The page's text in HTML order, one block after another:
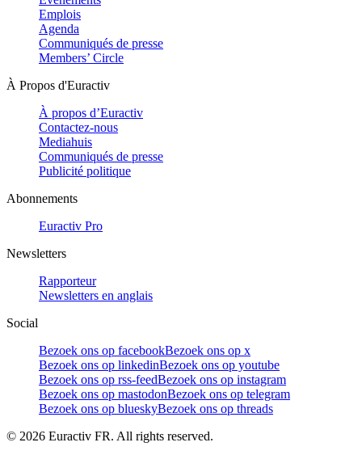
Emplois
Agenda
Communiqués de presse
Members’ Circle
À Propos d'Euractiv
À propos d’Euractiv
Contactez-nous
Mediahuis
Communiqués de presse
Publicité politique
Abonnements
Euractiv Pro
Newsletters
Rapporteur
Newsletters en anglais
Social
Bezoek ons op facebookBezoek ons op x
Bezoek ons op linkedinBezoek ons op youtube
Bezoek ons op rss-feedBezoek ons op instagram
Bezoek ons op mastodonBezoek ons op telegram
Bezoek ons op blueskyBezoek ons op threads
© 2026 Euractiv FR. All rights reserved.